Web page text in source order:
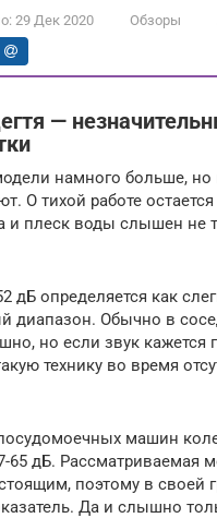
29 Дек 2020 Обзоры
—
намного больше,
О тихой работе
и плеск воды слышен не
дБ определяется как
диапазон. Обычно в
но если звук кажется
технику во время
машин
65 дБ. Рассматриваемая
поэтому в своей
Да и слышно